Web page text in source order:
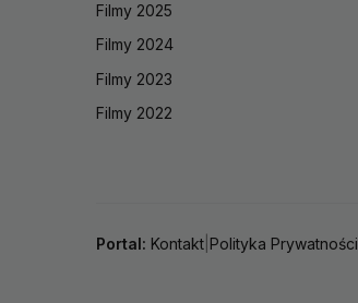
Filmy 2025
Filmy 2024
Filmy 2023
Filmy 2022
Portal: Kontakt Polityka Prywatności